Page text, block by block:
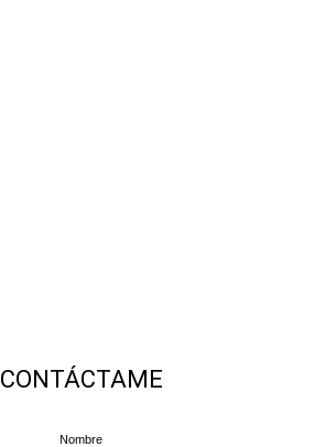
CONTÁCTAME
Nombre